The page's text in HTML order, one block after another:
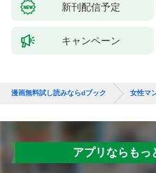
新刊配信予定
キャンペーン
漫画無料試し読みならdブック 女性マ
アプリならもっ